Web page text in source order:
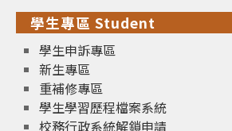
學生專區 Student
學生申訴專區
新生專區
重補修專區
學生學習歷程檔案系統
校務行政系統解鎖申請